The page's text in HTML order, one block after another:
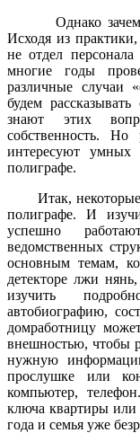
Однако зачем же
Исходя из
не отдел
многие годы
различные случаи
будем
знают этих
собственность.
интересуют умных
полиграфе.
Итак, некоторые
полиграфе. И
успешно
ведомственных
основным темам,
детекторе лжи
изучить
автобиографию,
домработницу
внешностью, чтобы
нужную
прослушке или
компьютер,
ключа квартиры или
года и семья уже